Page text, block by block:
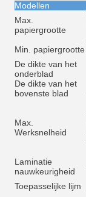
Modellen
Max.
papiergrootte
Min. papiergrootte
De dikte van het
onderblad
De dikte van het
bovenste blad
Max.
Werksnelheid
Laminatie
nauwkeurigheid
Toepasselijke lijm